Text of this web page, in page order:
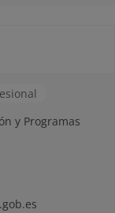
y Programas